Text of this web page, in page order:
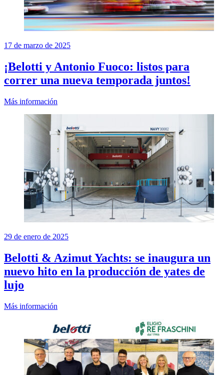
17 de marzo de 2025
¡Belotti y Antonio Fuoco: listos para
correr una nueva temporada juntos!
Más información
29 de enero de 2025
Belotti & Azimut Yachts: se inaugura un
nuevo hito en la producción de yates de
lujo
Más información